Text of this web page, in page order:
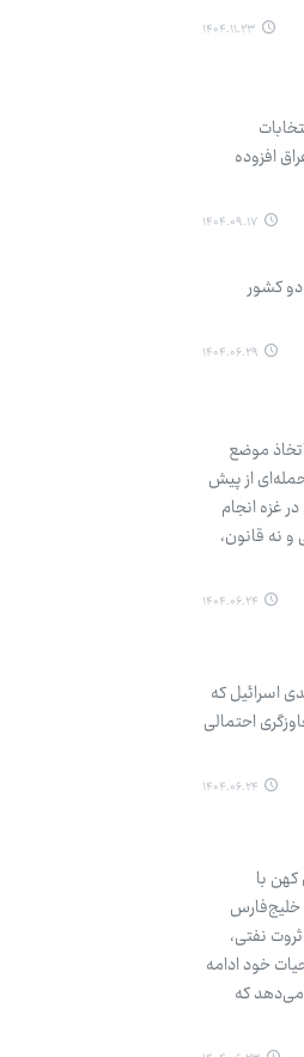
۱۴۰۴.۱۱.۲۳
افزوده
۱۴۰۴.۰۹.۱۷
کشور
۱۴۰۴.۰۶.۲۹
موضع
شد، با بیان اینکه تجاوز گستاخانه ۹ سپتامبر ۲۰۲۵ به قطر، حمله‌ای از پیش
غزه انجام
نه قانون،
۱۴۰۴.۰۶.۲۴
اسرائیل که
احتمالی
۱۴۰۴.۰۶.۲۴
با
نفتی،
خود ادامه
که